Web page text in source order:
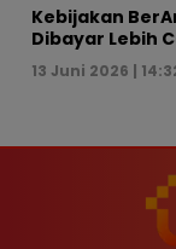
Kebijakan
Dibayar Lebih
13 Juni 2026 |